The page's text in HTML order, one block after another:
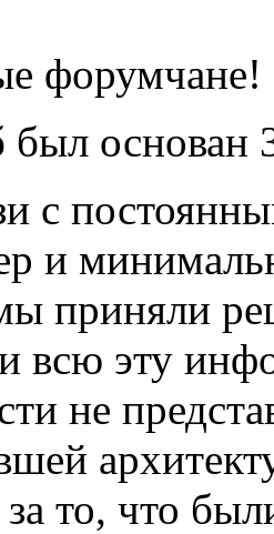
форумчане!
основан
с
и
приняли
всю эту
не
то, что